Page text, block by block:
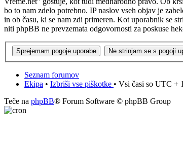
bo to nam zdelo potrebno. IP naslov vseh objav je
in ob času, ki se nam zdi primeren. Kot uporabnik se
niti phpBB ne prevzemata odgovornosti za poskuse
Seznam forumov
Ekipa • Izbriši vse piškotke • Vsi časi so UTC +
Teče na phpBB® Forum Software © phpBB Group